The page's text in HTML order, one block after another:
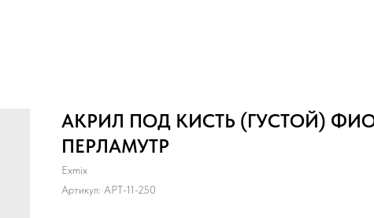
АКРИЛ ПОД КИСТЬ (ГУСТОЙ)
ПЕРЛАМУТР
Exmix
Артикул: APT-11-250